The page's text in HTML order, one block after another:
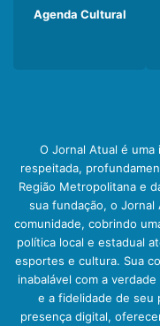
Agenda Cultural
O Jornal Atual é
respeitada,
Região Metropolitana e
sua fundação, o
comunidade, cobrindo
política local e estadual
esportes e cultura. Sua
inabalável com a
e a fidelidade de seu
presença digital,